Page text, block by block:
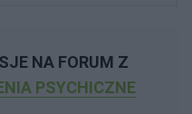
NA FORUM Z
PSYCHICZNE